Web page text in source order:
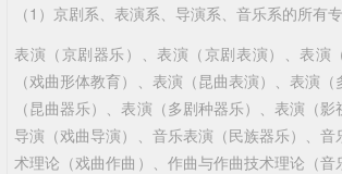
（1）京剧系、表演系、导演系、音乐系的所有专
表演（京剧器乐）、表演（京剧表演）、表演
（戏曲形体教育）、表演（昆曲表演）、表演
（昆曲器乐）、表演（多剧种器乐）、表演（
导演（戏曲导演）、音乐表演（民族器乐）、音
术理论（戏曲作曲）、作曲与作曲技术理论（